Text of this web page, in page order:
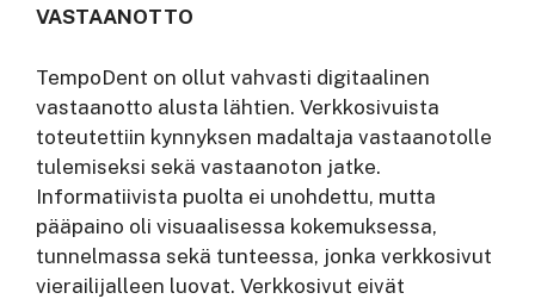
VASTAANOTTO
TempoDent on ollut vahvasti digitaalinen
vastaanotto alusta lähtien. Verkkosivuista
toteutettiin kynnyksen madaltaja vastaanotolle
tulemiseksi sekä vastaanoton jatke.
Informatiivista puolta ei unohdettu, mutta
pääpaino oli visuaalisessa kokemuksessa,
tunnelmassa sekä tunteessa, jonka verkkosivut
vierailijalleen luovat. Verkkosivut eivät